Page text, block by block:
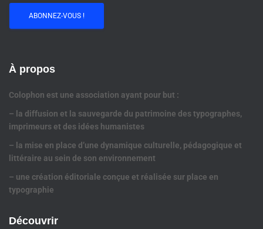
À propos
Colophon est une association ayant pour but :
– la diffusion et la sauvegarde du patrimoine des typographes,
imprimeurs et des idées humanistes
– la mise en place d’une dynamique culturelle, pédagogique et
littéraire au sein de son environnement
– une création éditoriale conçue et réalisée sur place en
typographie
Découvrir